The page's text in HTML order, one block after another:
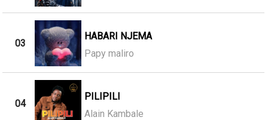
03
HABARI NJEMA
Papy maliro
04
PILIPILI
Alain Kambale